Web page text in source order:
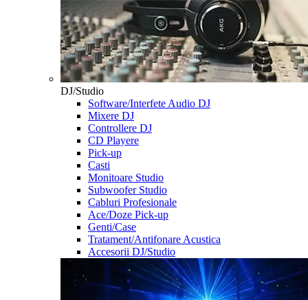
DJ/Studio
Software/Interfete Audio DJ
Mixere DJ
Controllere DJ
CD Playere
Pick-up
Casti
Monitoare Studio
Subwoofer Studio
Cabluri Profesionale
Ace/Doze Pick-up
Genti/Case
Tratament/Antifonare Acustica
Accesorii DJ/Studio